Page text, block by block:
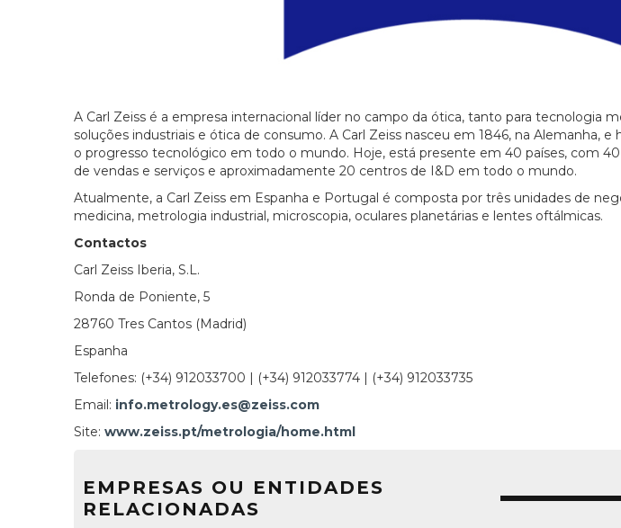
A Carl Zeiss é a empresa internacional líder no campo da ótica, tanto para tecnologia
soluções industriais e ótica de consumo. A Carl Zeiss nasceu em 1846, na Alemanha, e
o progresso tecnológico em todo o mundo. Hoje, está presente em 40 países, com
de vendas e serviços e aproximadamente 20 centros de I&D em todo o mundo.
Atualmente, a Carl Zeiss em Espanha e Portugal é composta por três unidades de
medicina, metrologia industrial, microscopia, oculares planetárias e lentes oftálmicas.
Contactos
Carl Zeiss Iberia, S.L.
Ronda de Poniente, 5
28760 Tres Cantos (Madrid)
Espanha
Telefones: (+34) 912033700 | (+34) 912033774 | (+34) 912033735
Email: info.metrology.es@zeiss.com
Site: www.zeiss.pt/metrologia/home.html
EMPRESAS OU ENTIDADES
RELACIONADAS